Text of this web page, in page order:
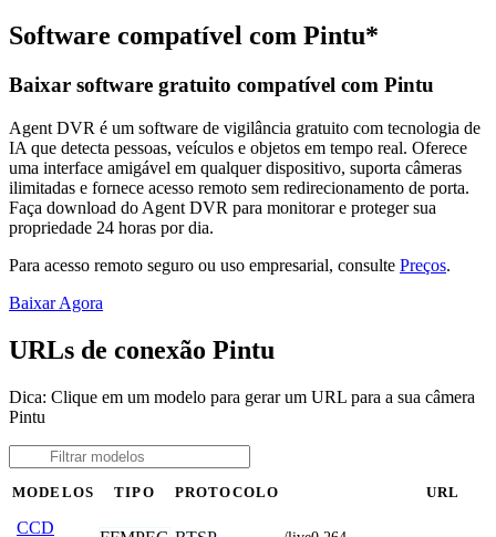
Software compatível com Pintu*
Baixar software gratuito compatível com Pintu
Agent DVR é um software de vigilância gratuito com tecnologia de
IA que detecta pessoas, veículos e objetos em tempo real. Oferece
uma interface amigável em qualquer dispositivo, suporta câmeras
ilimitadas e fornece acesso remoto sem redirecionamento de porta.
Faça download do Agent DVR para monitorar e proteger sua
propriedade 24 horas por dia.
Para acesso remoto seguro ou uso empresarial, consulte Preços.
Baixar Agora
URLs de conexão Pintu
Dica: Clique em um modelo para gerar um URL para a sua câmera
Pintu
MODELOS TIPO PROTOCOLO URL
CCD